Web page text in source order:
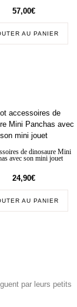
57,00€
AU PANIER
de dinosaure Mini
avec son mini jouet
24,90€
AU PANIER
par leurs petits